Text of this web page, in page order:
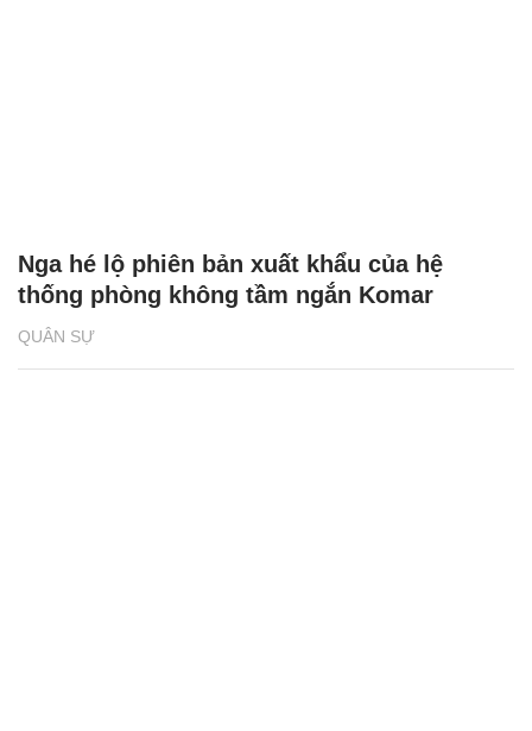
QUÂN SỰ
Nga hé lộ phiên bản xuất khẩu của hệ
thống phòng không tầm ngắn Komar